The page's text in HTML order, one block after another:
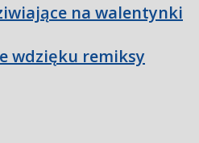
na walentynki
wdzięku remiksy